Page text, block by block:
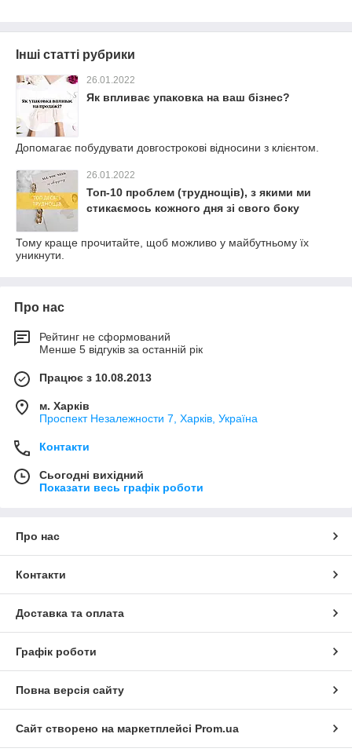
Інші статті рубрики
26.01.2022
Як впливає упаковка на ваш бізнес?
Допомагає побудувати довгострокові відносини з клієнтом.
26.01.2022
Топ-10 проблем (труднощів), з якими ми
стикаємось кожного дня зі свого боку
Тому краще прочитайте, щоб можливо у майбутньому їх
уникнути.
Про нас
Рейтинг не сформований
Менше 5 відгуків за останній рік
Працює з 10.08.2013
м. Харків
Проспект Незалежности 7, Харків, Україна
Контакти
Сьогодні вихідний
Показати весь графік роботи
Про нас
Контакти
Доставка та оплата
Графік роботи
Повна версія сайту
Сайт створено на маркетплейсі Prom.ua